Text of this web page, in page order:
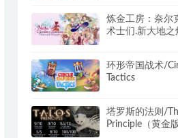
炼金工房：奈尔
术士们.新大地
环形帝国战术/
Tactics
塔罗斯的法则/
Principle（黄金版